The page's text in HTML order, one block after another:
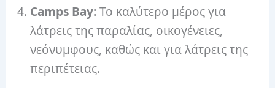
Camps Bay:Το καλύτερο μέρος για
λάτρεις της παραλίας, οικογένειες,
νεόνυμφους, καθώς και για λάτρεις της
περιπέτειας.